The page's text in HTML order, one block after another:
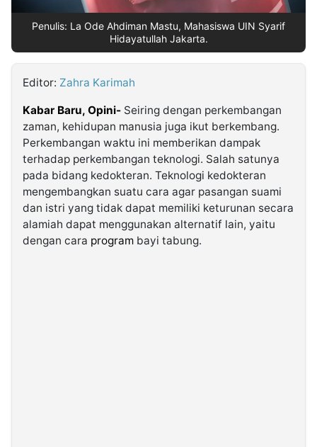
Kabarbaru.co
2026
Kabarbaru
Penulis: La Ode Ahdiman Mastu, Mahasiswa UIN Syarif
Hidayatullah Jakarta.
Editor: Zahra Karimah
Kabar Baru, Opini- Seiring dengan perkembangan
zaman, kehidupan manusia juga ikut berkembang.
Perkembangan waktu ini memberikan dampak
terhadap perkembangan teknologi. Salah satunya
pada bidang kedokteran. Teknologi kedokteran
mengembangkan suatu cara agar pasangan suami
dan istri yang tidak dapat memiliki keturunan secara
alamiah dapat menggunakan alternatif lain, yaitu
dengan cara program bayi tabung.